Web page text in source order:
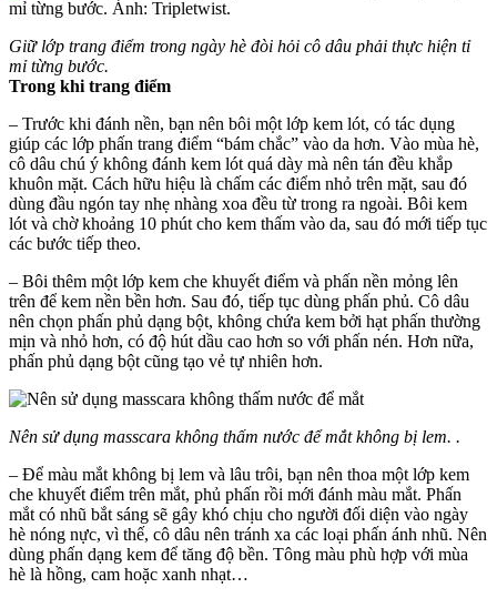
Giữ lớp trang điểm trong ngày hè đòi hỏi cô dâu phải thực hiện tỉ
mỉ từng bước.
Trong khi trang điểm
– Trước khi đánh nền, bạn nên bôi một lớp kem lót, có tác dụng
giúp các lớp phấn trang điểm “bám chắc” vào da hơn. Vào mùa hè,
cô dâu chú ý không đánh kem lót quá dày mà nên tán đều khắp
khuôn mặt. Cách hữu hiệu là chấm các điểm nhỏ trên mặt, sau đó
dùng đầu ngón tay nhẹ nhàng xoa đều từ trong ra ngoài. Bôi kem
lót và chờ khoảng 10 phút cho kem thấm vào da, sau đó mới tiếp tục
các bước tiếp theo.
– Bôi thêm một lớp kem che khuyết điểm và phấn nền mỏng lên
trên để kem nền bền hơn. Sau đó, tiếp tục dùng phấn phủ. Cô dâu
nên chọn phấn phủ dạng bột, không chứa kem bởi hạt phấn thường
mịn và nhỏ hơn, có độ hút dầu cao hơn so với phấn nén. Hơn nữa,
phấn phủ dạng bột cũng tạo vẻ tự nhiên hơn.
Nên sử dụng masscara không thấm nước để mắt không bị lem. .
– Để màu mắt không bị lem và lâu trôi, bạn nên thoa một lớp kem
che khuyết điểm trên mắt, phủ phấn rồi mới đánh màu mắt. Phấn
mắt có nhũ bắt sáng sẽ gây khó chịu cho người đối diện vào ngày
hè nóng nực, vì thế, cô dâu nên tránh xa các loại phấn ánh nhũ. Nên
dùng phấn dạng kem để tăng độ bền. Tông màu phù hợp với mùa
hè là hồng, cam hoặc xanh nhạt…